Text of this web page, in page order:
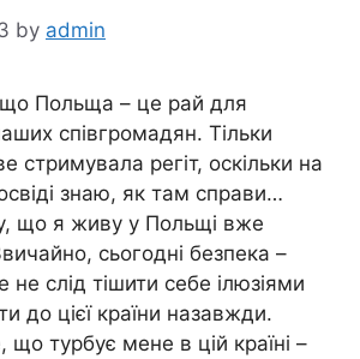
by admin
Польща – це рай для
співгромадян. Тільки
стримувала регіт, оскільки на
знаю, як там справи…
що я живу у Польщі вже
сьогодні безпека –
не слід тішити себе ілюзіями
до цієї країни назавжди.
що турбує мене в цій країні –